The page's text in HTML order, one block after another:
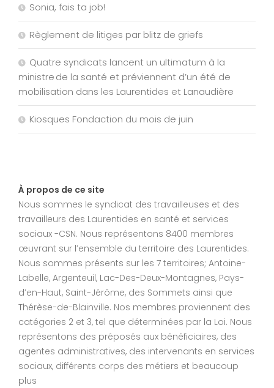
Sonia, fais ta job!
Règlement de litiges par blitz de griefs
Quatre syndicats lancent un ultimatum à la
ministre de la santé et préviennent d’un été de
mobilisation dans les Laurentides et Lanaudière
Kiosques Fondaction du mois de juin
À propos de ce site
Nous sommes le syndicat des travailleuses et des
travailleurs des Laurentides en santé et services
sociaux -CSN. Nous représentons 8400 membres
œuvrant sur l’ensemble du territoire des Laurentides.
Nous sommes présents sur les 7 territoires; Antoine-
Labelle, Argenteuil, Lac-Des-Deux-Montagnes, Pays-
d’en-Haut, Saint-Jérôme, des Sommets ainsi que
Thérèse-de-Blainville. Nos membres proviennent des
catégories 2 et 3, tel que déterminées par la Loi. Nous
représentons des préposés aux bénéficiaires, des
agentes administratives, des intervenants en services
sociaux, différents corps des métiers et beaucoup
plus